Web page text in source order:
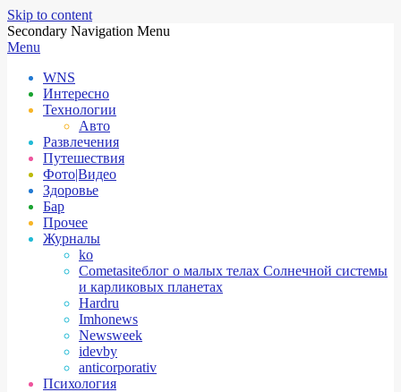
Skip to content
Secondary Navigation Menu
Menu
WNS
Интересно
Технологии
Авто
Развлечения
Путешествия
Фото|Видео
Здоровье
Бар
Прочее
Журналы
ko
Cometasiteблог о малых телах Солнечной системы
и карликовых планетах
Hardru
Imhonews
Newsweek
idevby
anticorporativ
Психология